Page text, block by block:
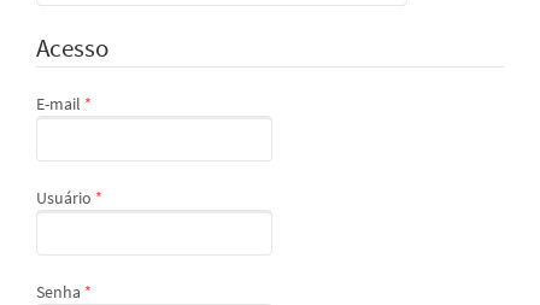
Acesso
E-mail *
Usuário *
Senha *